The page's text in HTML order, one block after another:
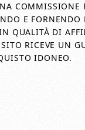
COMMISSIONE
E FORNENDO
QUALITÀ DI
RICEVE UN
IDONEO.